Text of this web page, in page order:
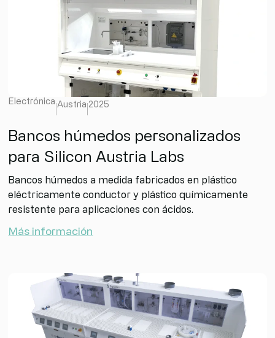
Electrónica Austria 2025
Bancos húmedos personalizados
para Silicon Austria Labs
Bancos húmedos a medida fabricados en plástico
eléctricamente conductor y plástico químicamente
resistente para aplicaciones con ácidos.
Más información